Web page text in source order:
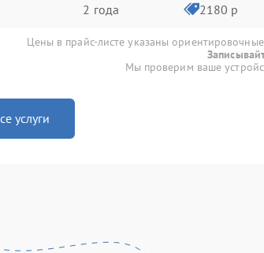
2 года 2180 р
Цены в прайс-листе указаны
Мы проверим ваше
услуги